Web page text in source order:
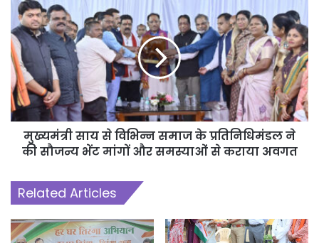
मुख्यमंत्री साय से विभिन्न समाज के प्रतिनिधिमंडल ने
की सौजन्य भेंट मांगों और समस्याओं से कराया अवगत
Related Articles